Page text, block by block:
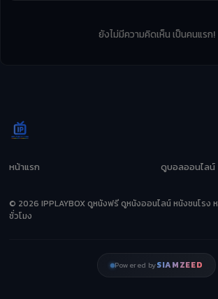
ยังไม่มีความคิดเห็น เป็นคนแรก!
หน้าแรก ดูบอลออนไลน์
© 2026 IPPLAYBOX ดูหนังฟรี ดูหนังออนไลน์ หนังชนโรง
ชั่วโมง
Powered bySIAMZEED